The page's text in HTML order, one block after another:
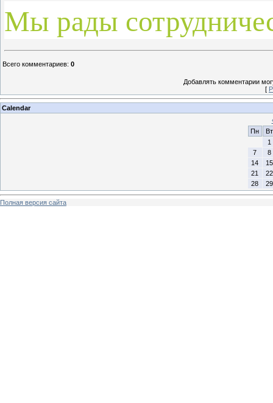
Мы рады
Всего комментариев: 0
Добавлять комментарии
[
Calendar
Пн
Вт
1
7
8
14
15
21
22
28
29
Полная версия сайта